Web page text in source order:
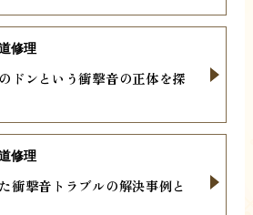
ドンという衝撃音の正体を探
修理
衝撃音トラブルの解決事例と
修理